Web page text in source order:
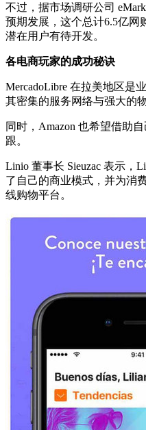
不过，据市场调研公司
预期发展，这个总计6.5亿网
潜在用户有待开发。
各电商玩家的成功秘诀
MercadoLibre 在拉美地区是
其密集的服务网络与强大的
同时，Amazon 也希望借助
跟。
Linio 董事长 Sieuzac 表示，
了自己的商业模式，并为消
线购物平台。